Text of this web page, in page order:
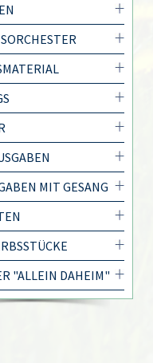
MIT GESANG
"ALLEIN DAHEIM"